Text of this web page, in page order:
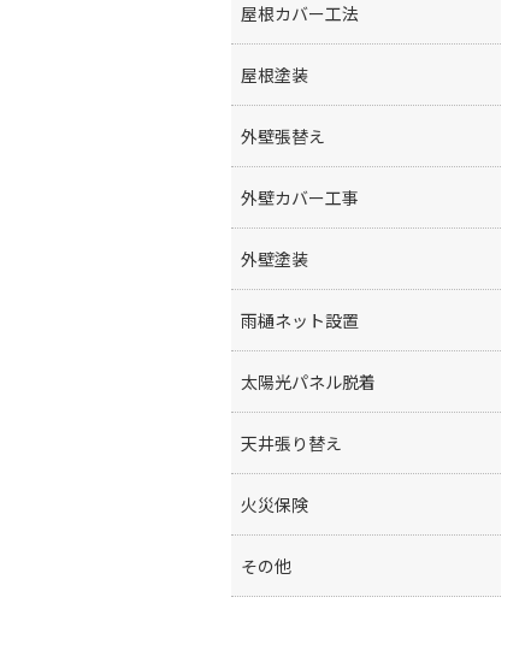
屋根カバー工法
屋根塗装
外壁張替え
外壁カバー工事
外壁塗装
雨樋ネット設置
太陽光パネル脱着
天井張り替え
火災保険
その他